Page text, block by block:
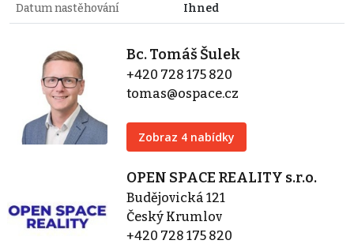
Datum nastěhování Ihned
Bc. Tomáš Šulek
+420 728 175 820
tomas@ospace.cz
Zobraz 4 nabídky
OPEN SPACE REALITY s.r.o.
Budějovická 121
Český Krumlov
+420 728 175 820